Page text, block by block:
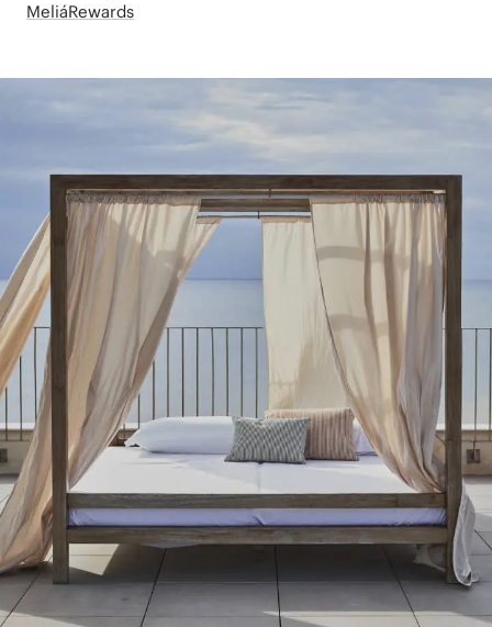
MeliáRewards